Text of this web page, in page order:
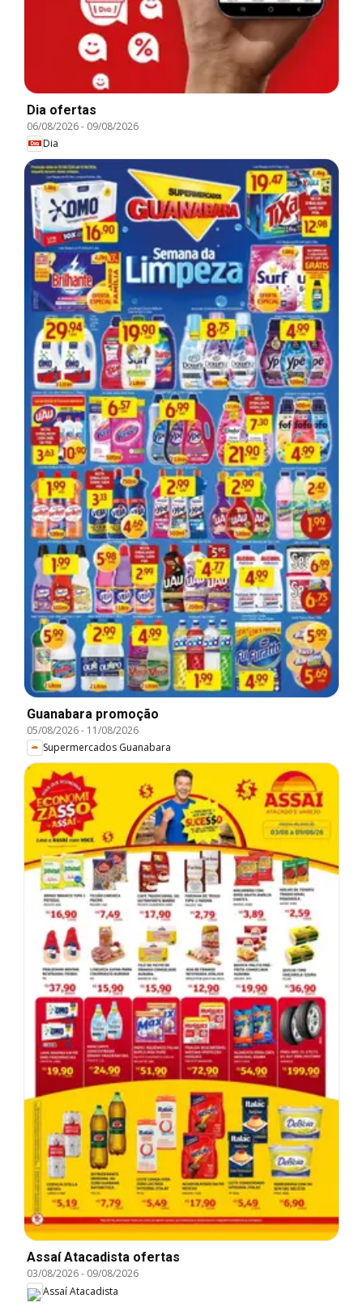
Dia ofertas
06/08/2026- 09/08/2026
Dia
Guanabara promoção
05/08/2026- 11/08/2026
Supermercados Guanabara
Assaí Atacadista ofertas
03/08/2026- 09/08/2026
Assaí Atacadista